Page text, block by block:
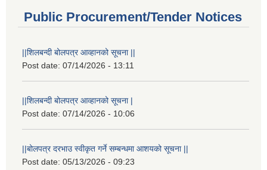
Public Procurement/Tender Notices
||शिलबन्दी बोलपत्र आव्हानको सूचना ||
Post date: 07/14/2026 - 13:11
||शिलबन्दी बोलपत्र आव्हानको सूचना |
Post date: 07/14/2026 - 10:06
||बोलपत्र दरभाउ स्वीकृत गर्ने सम्बन्धमा आशयको सूचना ||
Post date: 05/13/2026 - 09:23